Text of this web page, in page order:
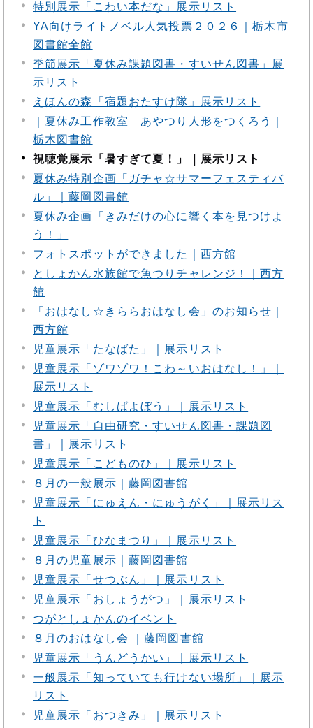
特別展示「こわい本だな」展示リスト
YA向けライトノベル人気投票２０２６｜栃木市
図書館全館
季節展示「夏休み課題図書・すいせん図書」展
示リスト
えほんの森「宿題おたすけ隊」展示リスト
｜夏休み工作教室 あやつり人形をつくろう｜
栃木図書館
視聴覚展示「暑すぎて夏！」｜展示リスト
夏休み特別企画「ガチャ☆サマーフェスティバ
ル」｜藤岡図書館
夏休み企画「きみだけの心に響く本を見つけよ
う！」
フォトスポットができました｜西方館
としょかん水族館で魚つりチャレンジ！｜西方
館
「おはなし☆きららおはなし会」のお知らせ｜
西方館
児童展示「たなばた」｜展示リスト
児童展示「ゾワゾワ！こわ～いおはなし！」｜
展示リスト
児童展示「むしばよぼう」｜展示リスト
児童展示「自由研究・すいせん図書・課題図
書」｜展示リスト
児童展示「こどものひ」｜展示リスト
８月の一般展示｜藤岡図書館
児童展示「にゅえん・にゅうがく」｜展示リス
ト
児童展示「ひなまつり」｜展示リスト
８月の児童展示｜藤岡図書館
児童展示「せつぶん」｜展示リスト
児童展示「おしょうがつ」｜展示リスト
つがとしょかんのイベント
８月のおはなし会 ｜藤岡図書館
児童展示「うんどうかい」｜展示リスト
一般展示「知っていても行けない場所」｜展示
リスト
児童展示「おつきみ」｜展示リスト